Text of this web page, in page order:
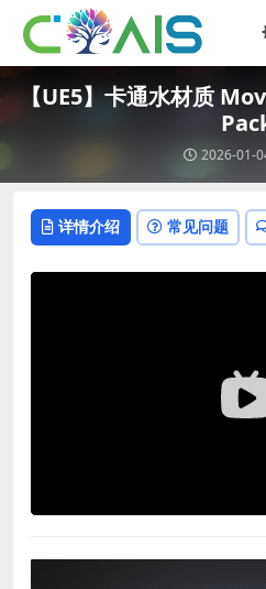
【UE5】卡通水材质
2026-01-
详情介绍 常见问题